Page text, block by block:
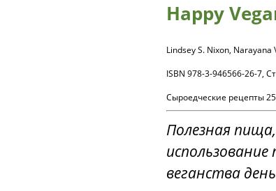
Happy
Lindsey S. Nixon,
ISBN 978-3-946566-26-7,
Сыроедческие рецепты
Полезная
веганства